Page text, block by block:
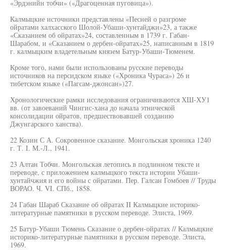
«Эрдэнийн тобчи» («Драгоценная пуговица»).
Калмыцкие источники представлены «Песней о разгроме
ойратами халхасского Шолой-Убаши-хунтайджи»23, а также
«Сказанием об ойратах»24, составленным в 1739 г. Габан-
Шарабом, и «Сказанием о дербен-ойратах»25, написанным в 1819
г. калмыцким владетельным князем Батур-Убаши-Тюменем.
Кроме того, нами были использованы русские переводы
источников на персидском языке («Хроника Чураса») 26 и
тибетском языке («Пагсам-джонсан»)27.
Хронологические рамки исследования ограничиваются ХШ-ХУ1
вв. (от завоеваний Чингис-хана до начала этнической
консолидации ойратов, предшествовавшей созданию
Джунгарского ханства).
22 Козин С А. Сокровенное сказание. Монгольская хроника 1240
г. Т. I. М.-Л., 1941.
23 Алтан Тобчи. Монгольская летопись в подлинном тексте и
переводе, с приложением калмыцкого текста истории Убаши-
хунтайчжия и его войны с ойратами. Пер. Галсан Гомбоев // Труды
ВОРАО. Ч. VI. СПб., 1858.
24 Габан Шараб Сказание об ойратах II Калмыцкие историко-
литературные памятники в русском переводе. Элиста, 1969.
25 Батур-Убаши Тюмень Сказание о дербен-ойратах // Калмыцкие
историко-литературные памятники в русском переводе. Элиста,
1969.